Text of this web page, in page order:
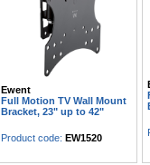
Ewent
Full Motion TV Wall Mount
Bracket, 23" up to 42"
Product code: EW1520